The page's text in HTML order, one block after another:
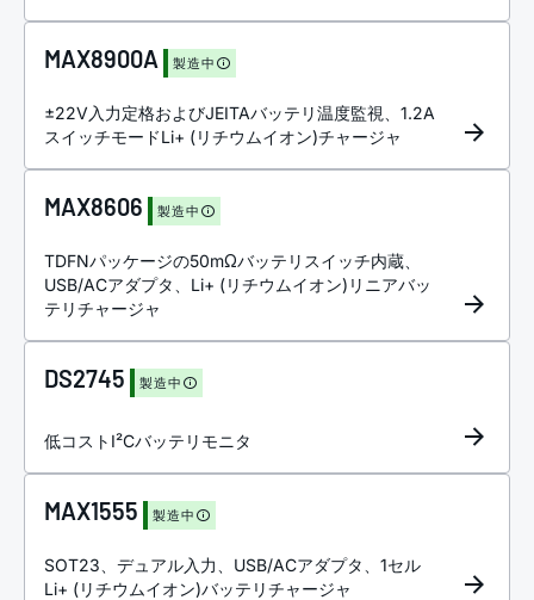
MAX8900A 製造中
±22V入力定格およびJEITAバッテリ温度監視、1.2A
スイッチモードLi+ (リチウムイオン)チャージャ
MAX8606 製造中
TDFNパッケージの50mΩバッテリスイッチ内蔵、
USB/ACアダプタ、Li+ (リチウムイオン)リニアバッ
テリチャージャ
DS2745 製造中
低コストI²Cバッテリモニタ
MAX1555 製造中
SOT23、デュアル入力、USB/ACアダプタ、1セル
Li+ (リチウムイオン)バッテリチャージャ